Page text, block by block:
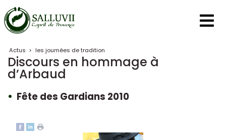
Panneau de gestion des cookies
Actus > les journées de tradition
Discours en hommage à
d’Arbaud
Fête des Gardians 2010